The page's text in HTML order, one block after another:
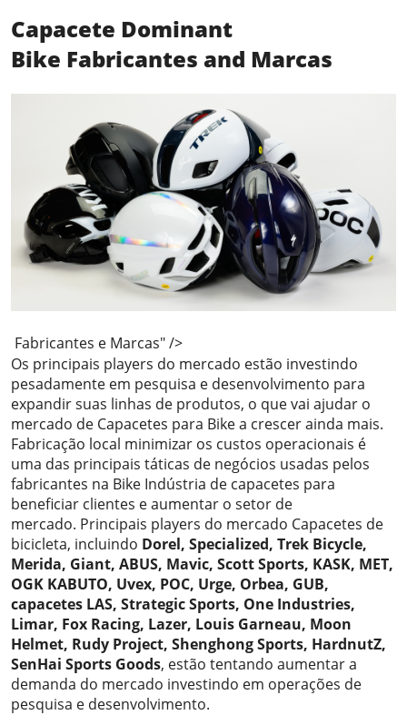
Capacete Dominant
Bike Fabricantes and Marcas
Fabricantes e Marcas" />
Os principais players do mercado estão investindo
pesadamente em pesquisa e desenvolvimento para
expandir suas linhas de produtos, o que vai ajudar o
mercado de Capacetes para Bike a crescer ainda mais.
Fabricação local minimizar os custos operacionais é
uma das principais táticas de negócios usadas pelos
fabricantes na Bike Indústria de capacetes para
beneficiar clientes e aumentar o setor de
mercado. Principais players do mercado Capacetes de
bicicleta, incluindo Dorel, Specialized, Trek Bicycle,
Merida, Giant, ABUS, Mavic, Scott Sports, KASK, MET,
OGK KABUTO, Uvex, POC, Urge, Orbea, GUB,
capacetes LAS, Strategic Sports, One Industries,
Limar, Fox Racing, Lazer, Louis Garneau, Moon
Helmet, Rudy Project, Shenghong Sports, HardnutZ,
SenHai Sports Goods, estão tentando aumentar a
demanda do mercado investindo em operações de
pesquisa e desenvolvimento.